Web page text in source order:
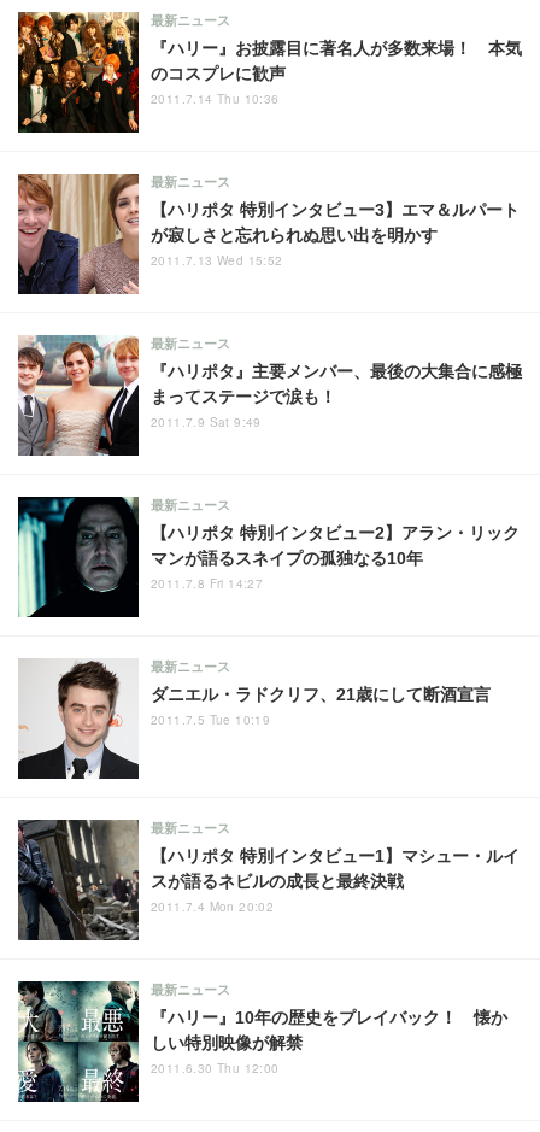
『ハリー』お披露目に著名人が多数来場！ 本気
のコスプレに歓声
最新ニュース
2011.7.14 Thu 10:36
【ハリポタ 特別インタビュー3】エマ＆ルパート
が寂しさと忘れられぬ思い出を明かす
最新ニュース
2011.7.13 Wed 15:52
『ハリポタ』主要メンバー、最後の大集合に感極
まってステージで涙も！
最新ニュース
2011.7.9 Sat 9:49
【ハリポタ 特別インタビュー2】アラン・リック
マンが語るスネイプの孤独なる10年
最新ニュース
2011.7.8 Fri 14:27
ダニエル・ラドクリフ、21歳にして断酒宣言
最新ニュース
2011.7.5 Tue 10:19
【ハリポタ 特別インタビュー1】マシュー・ルイ
スが語るネビルの成長と最終決戦
最新ニュース
2011.7.4 Mon 20:02
『ハリー』10年の歴史をプレイバック！ 懐か
しい特別映像が解禁
最新ニュース
2011.6.30 Thu 12:00